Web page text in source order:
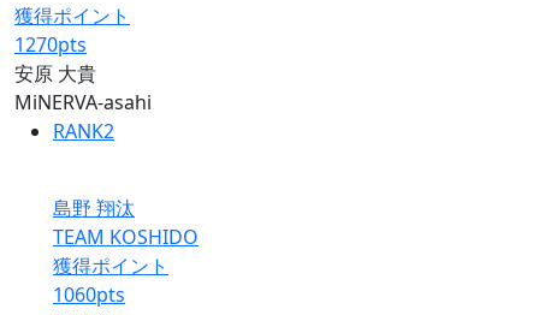
獲得ポイント
1270pts
安原 大貴
MiNERVA-asahi
RANK2
島野 翔汰
TEAM KOSHIDO
獲得ポイント
1060pts